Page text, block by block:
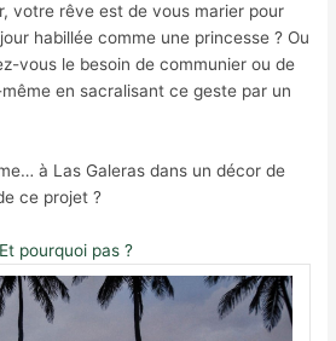
votre rêve est de vous marier pour
habillée comme une princesse ? Ou
vous le besoin de communier ou de
en sacralisant ce geste par un
à Las Galeras dans un décor de
ce projet ?
Et pourquoi pas ?